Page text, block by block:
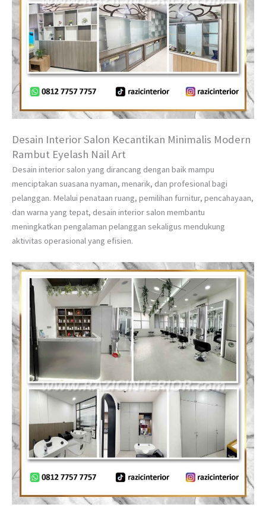
Desain Interior Salon Kecantikan Minimalis Modern
Rambut Eyelash Nail Art
Desain interior salon yang dirancang dengan baik mampu
menciptakan suasana nyaman, menarik, dan profesional bagi
pelanggan. Melalui penataan ruang, pemilihan furnitur, pencahayaan,
dan warna yang tepat, desain interior salon membantu
meningkatkan pengalaman pelanggan sekaligus mendukung
aktivitas operasional yang efisien.